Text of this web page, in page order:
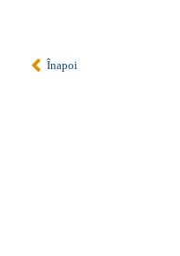
Înapoi